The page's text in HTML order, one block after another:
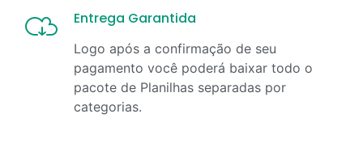
Entrega Garantida
Logo após a confirmação de seu
pagamento você poderá baixar todo o
pacote de Planilhas separadas por
categorias.